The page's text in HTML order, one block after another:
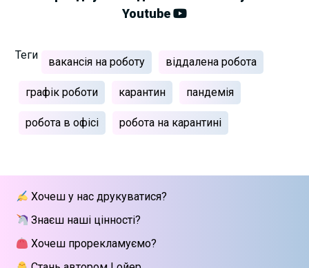
Youtube
Теги
вакансія на роботу віддалена робота
графік роботи карантин пандемія
робота в офісі робота на карантині
Хочеш у нас друкуватися?
Знаєш наші цінності?
Хочеш прорекламуємо?